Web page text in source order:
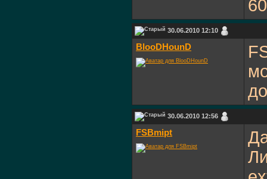
30.06.2010 12:10
BlooDHounD
30.06.2010 12:56
FSBmipt